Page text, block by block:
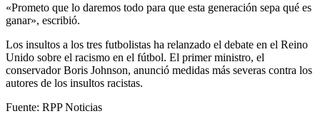
«Prometo que lo daremos todo para que esta generación sepa qué es
ganar», escribió.
Los insultos a los tres futbolistas ha relanzado el debate en el Reino
Unido sobre el racismo en el fútbol. El primer ministro, el
conservador Boris Johnson, anunció medidas más severas contra los
autores de los insultos racistas.
Fuente: RPP Noticias